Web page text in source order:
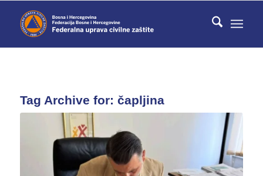
Tag Archive for: čapljina